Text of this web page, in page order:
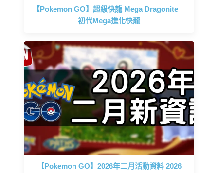
【Pokemon GO】超級快龍 Mega Dragonite｜
初代Mega進化快龍
【Pokemon GO】2026年二月活動資料 2026